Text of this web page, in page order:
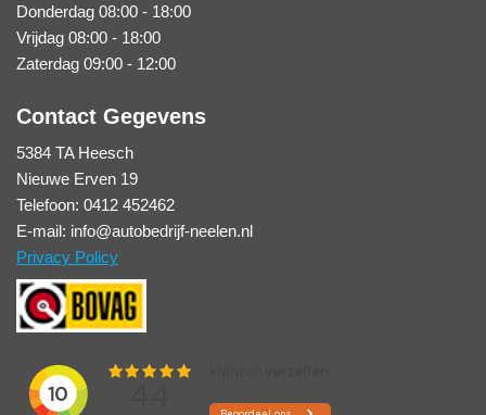
Donderdag 08:00 - 18:00
Vrijdag 08:00 - 18:00
Zaterdag 09:00 - 12:00
Contact Gegevens
5384 TA Heesch
Nieuwe Erven 19
Telefoon: 0412 452462
E-mail: info@autobedrijf-neelen.nl
Privacy Policy